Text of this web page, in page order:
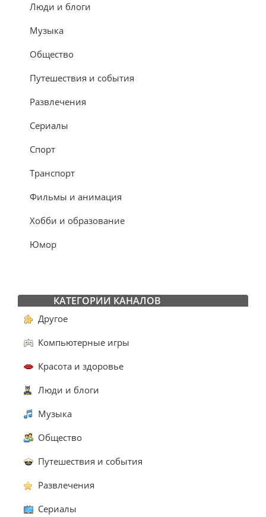
Люди и блоги
Музыка
Общество
Путешествия и события
Развлечения
Сериалы
Спорт
Транспорт
Фильмы и анимация
Хобби и образование
Юмор
КАТЕГОРИИ КАНАЛОВ
Другое
Компьютерные игры
Красота и здоровье
Люди и блоги
Музыка
Общество
Путешествия и события
Развлечения
Сериалы